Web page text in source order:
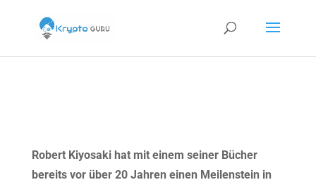
Robert Kiyosaki hat mit einem seiner Bücher
bereits vor über 20 Jahren einen Meilenstein in